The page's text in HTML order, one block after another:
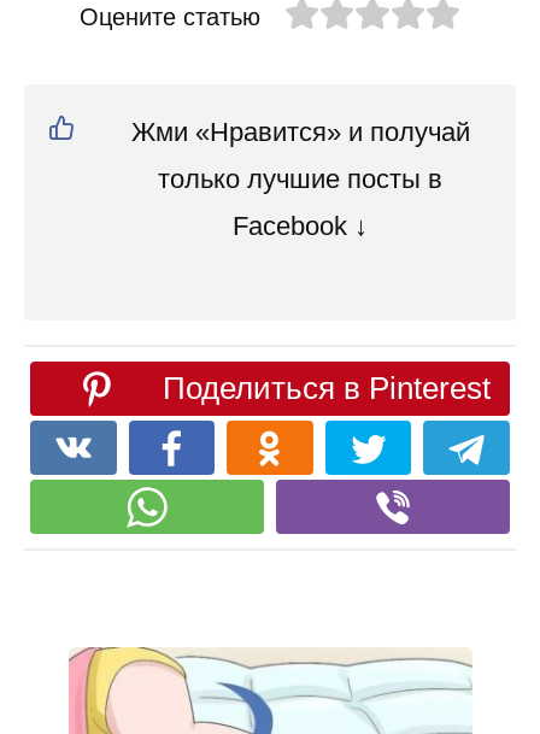
Оцените статью
Жми «Нравится» и получай
только лучшие посты в
Facebook ↓
Поделиться в Pinterest